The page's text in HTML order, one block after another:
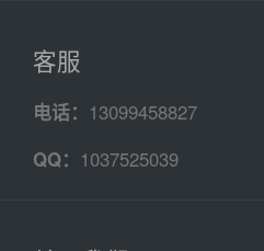
客服
电话： 13099458827
QQ： 1037525039